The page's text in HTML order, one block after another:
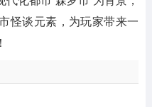
怪谈元素，为玩家带来一